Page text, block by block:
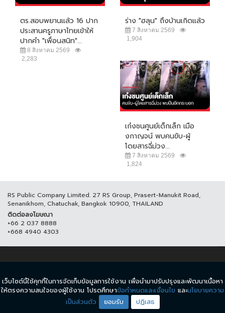
ตร.สอบพยานแล้ว 16 ปาก
ประสานครูภาษาไทยเข้าให้
ปากคำ "เพื่อนสนิท"...
8 สิงหาคม 2569
2,283
ร่าง "ฮลุน" ถึงบ้านเกิดแล้ว
7 สิงหาคม 2569
1,904
เก๋งชนศูนย์เด็กเล็ก เมือ
งกาญจน์ พบคนขับ-ผู้
โดยสารฉี่ม่วง...
7 สิงหาคม 2569
1,824
RS Public Company Limited. 27 RS Group, Prasert-Manukit Road,
Senanikhom, Chatuchak, Bangkok 10900, THAILAND
ติดต่อลงโฆษณา
+66 2 037 8888
+668 4940 4303
© COPYRIGHT 2017 THAICH8.COM, ALL RIGHT RESERVED.
ข้อกำหนดและเงื่อนไข นโยบายความเป็นส่วนตัว
เว็บไซต์นี้ใช้คุกกี้ในการจัดเก็บข้อมูลการใช้งาน เพื่อนำมาปรับปรุงและพัฒนาเนื้อหา
ให้ตรงความสนใจของผู้ใช้งาน โปรดศึกษาข้อกำหนดและเงื่อนไข และนโยบายความ
เป็นส่วนตัว
ยอมรับ ปฏิเสธ